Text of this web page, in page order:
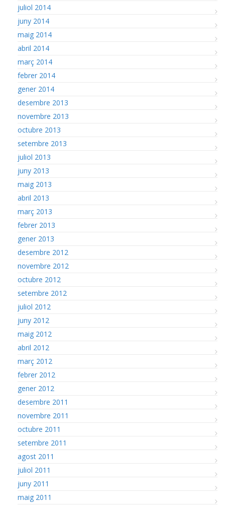
juliol 2014
juny 2014
maig 2014
abril 2014
març 2014
febrer 2014
gener 2014
desembre 2013
novembre 2013
octubre 2013
setembre 2013
juliol 2013
juny 2013
maig 2013
abril 2013
març 2013
febrer 2013
gener 2013
desembre 2012
novembre 2012
octubre 2012
setembre 2012
juliol 2012
juny 2012
maig 2012
abril 2012
març 2012
febrer 2012
gener 2012
desembre 2011
novembre 2011
octubre 2011
setembre 2011
agost 2011
juliol 2011
juny 2011
maig 2011